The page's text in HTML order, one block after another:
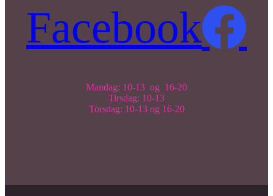
Facebook
Mandag: 10-13 og 16-20
Tirsdag: 10-13
Torsdag: 10-13 og 16-20